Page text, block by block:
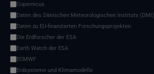
Copernicus
Daten des Dänischen Meteorologischen Instituts (DMI)
Daten zu EU-finanzierten Forschungsprojekten
Die Erdforscher der ESA
Earth Watch der ESA
ECMWF
Erdsysteme und Klimamodelle